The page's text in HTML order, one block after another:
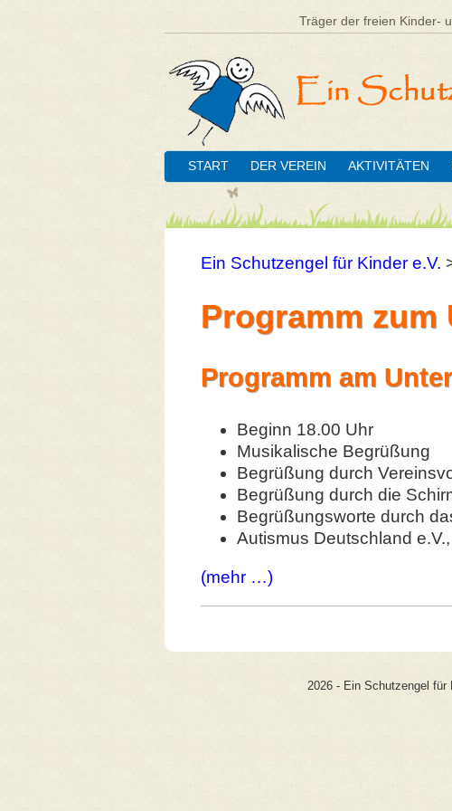
Träger der freien Kinder-
START DER VEREIN AKTIVITÄTEN
Ein Schutzengel für Kinder e.V.
Programm zum
Programm am
Beginn 18.00 Uhr
Musikalische Begrüßung
Begrüßung durch
Begrüßung durch die
Begrüßungsworte durch
Autismus Deutschland
(mehr …)
2026 - Ein Schutzengel für